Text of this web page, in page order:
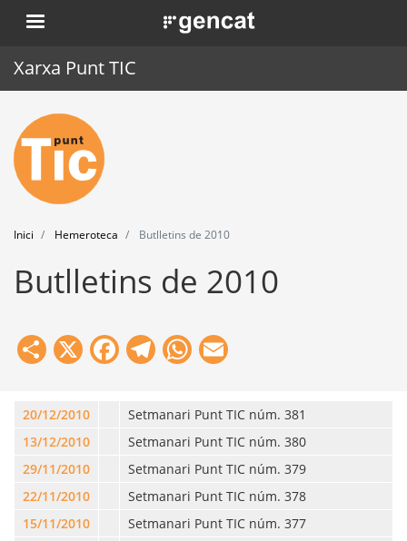
Vés
al
. Obre en una nova finestra.
Xarxa Punt TIC
Inici
Punt TIC
Actualitat
Agenda
Formació
Eines
Inici Hemeroteca Butlletins de 2010
Butlletins de 2010
Share
X Facebook
Telegram
WhatsApp
20/12/2010
Setmanari Punt TIC núm. 381
13/12/2010
Setmanari Punt TIC núm. 380
29/11/2010
Setmanari Punt TIC núm. 379
22/11/2010
Setmanari Punt TIC núm. 378
15/11/2010
Setmanari Punt TIC núm. 377